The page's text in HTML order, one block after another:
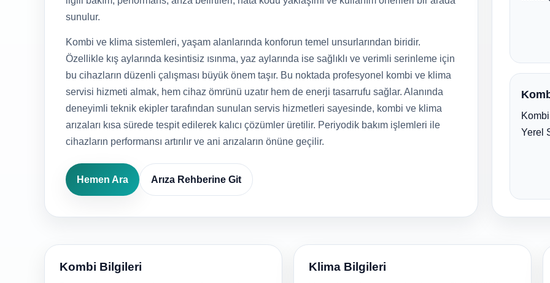
sunulur.
Kombi ve klima sistemleri, yaşam alanlarında konforun temel unsurlarından biridir.
Özellikle kış aylarında kesintisiz ısınma, yaz aylarında ise sağlıklı ve verimli serinleme için
bu cihazların düzenli çalışması büyük önem taşır. Bu noktada profesyonel kombi ve klima
servisi hizmeti almak, hem cihaz ömrünü uzatır hem de enerji tasarrufu sağlar. Alanında
deneyimli teknik ekipler tarafından sunulan servis hizmetleri sayesinde, kombi ve klima
arızaları kısa sürede tespit edilerek kalıcı çözümler üretilir. Periyodik bakım işlemleri ile
cihazların performansı artırılır ve ani arızaların önüne geçilir.
Hemen Ara Arıza Rehberine Git
Yerel
Kombi Bilgileri Klima Bilgileri